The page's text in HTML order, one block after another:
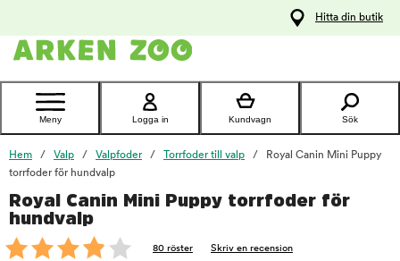
Kontakta
Hitta din butik
Meny Logga in Kundvagn Sök
Hem Valp Valpfoder Torrfoder till valp
Royal Canin Mini Puppy
torrfoder för hundvalp
Royal Canin Mini Puppy torrfoder för
hundvalp
80 röster Skriv en recension
foo